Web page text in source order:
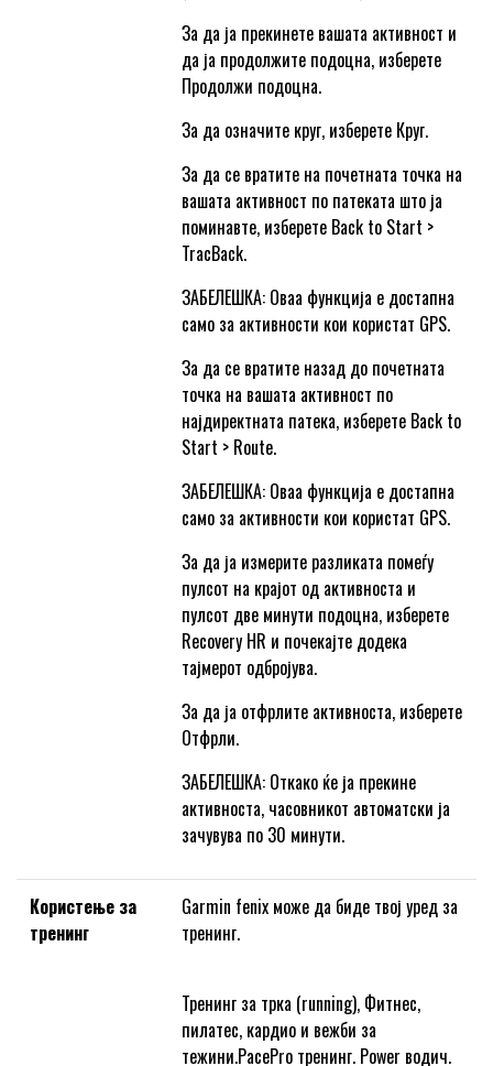
За да ја прекинете вашата активност и
да ја продолжите подоцна, изберете
Продолжи подоцна.
За да означите круг, изберете Круг.
За да се вратите на почетната точка на
вашата активност по патеката што ја
поминавте, изберете Back to Start >
TracBack.
ЗАБЕЛЕШКА: Оваа функција е достапна
само за активности кои користат GPS.
За да се вратите назад до почетната
точка на вашата активност по
најдиректната патека, изберете Back to
Start > Route.
ЗАБЕЛЕШКА: Оваа функција е достапна
само за активности кои користат GPS.
За да ја измерите разликата помеѓу
пулсот на крајот од активноста и
пулсот две минути подоцна, изберете
Recovery HR и почекајте додека
тајмерот одбројува.
За да ја отфрлите активноста, изберете
Отфрли.
ЗАБЕЛЕШКА: Откако ќе ја прекине
активноста, часовникот автоматски ја
зачувува по 30 минути.
Користење за
тренинг
Garmin fenix може да биде твој уред за
тренинг.
Тренинг за трка (running), Фитнес,
пилатес, кардио и вежби за
тежини.PacePro тренинг. Power водич.